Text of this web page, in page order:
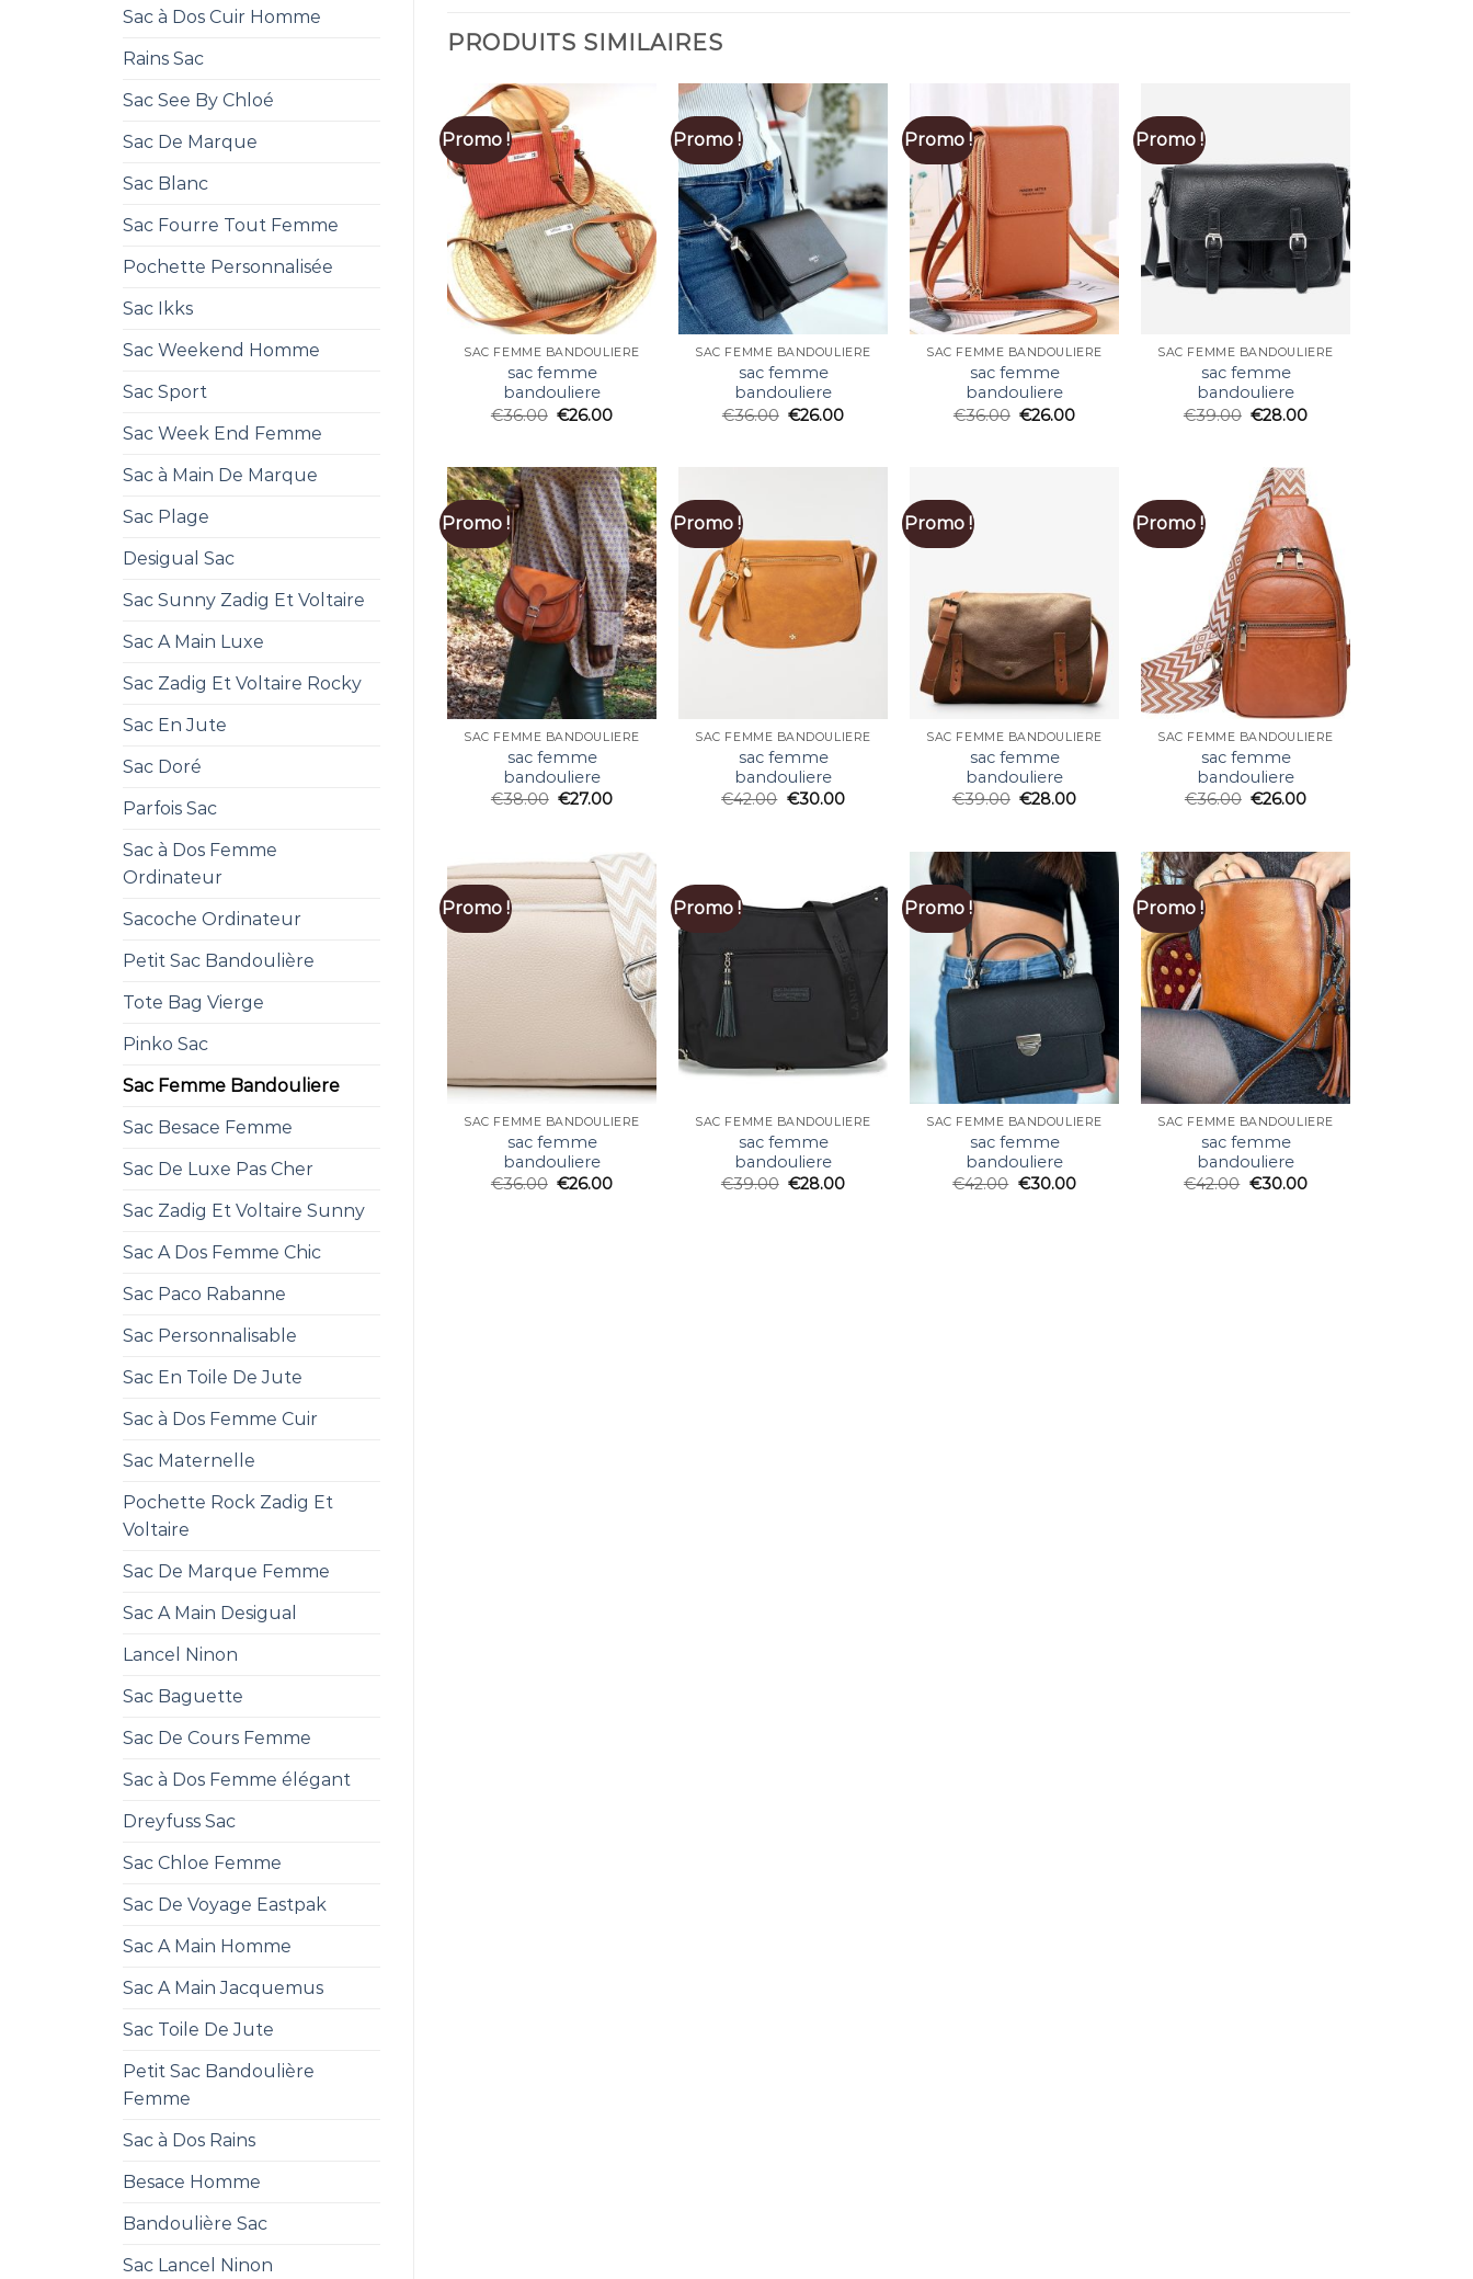
Sac à Dos Cuir Homme
Rains Sac
Sac See By Chloé
Sac De Marque
Sac Blanc
Sac Fourre Tout Femme
Pochette Personnalisée
Sac Ikks
Sac Weekend Homme
Sac Sport
Sac Week End Femme
Sac à Main De Marque
Sac Plage
Desigual Sac
Sac Sunny Zadig Et Voltaire
Sac A Main Luxe
Sac Zadig Et Voltaire Rocky
Sac En Jute
Sac Doré
Parfois Sac
Sac à Dos Femme
Ordinateur
Sacoche Ordinateur
Petit Sac Bandoulière
Tote Bag Vierge
Pinko Sac
Sac Femme Bandouliere
Sac Besace Femme
Sac De Luxe Pas Cher
Sac Zadig Et Voltaire Sunny
Sac A Dos Femme Chic
Sac Paco Rabanne
Sac Personnalisable
Sac En Toile De Jute
Sac à Dos Femme Cuir
Sac Maternelle
Pochette Rock Zadig Et
Voltaire
Sac De Marque Femme
Sac A Main Desigual
Lancel Ninon
Sac Baguette
Sac De Cours Femme
Sac à Dos Femme élégant
Dreyfuss Sac
Sac Chloe Femme
Sac De Voyage Eastpak
Sac A Main Homme
Sac A Main Jacquemus
Sac Toile De Jute
Petit Sac Bandoulière
Femme
Sac à Dos Rains
Besace Homme
Bandoulière Sac
Sac Lancel Ninon
PRODUITS SIMILAIRES
Promo !
SAC FEMME BANDOULIERE
sac femme
bandouliere
€36.00 €26.00
Promo !
SAC FEMME BANDOULIERE
sac femme
bandouliere
€36.00 €26.00
Promo !
SAC FEMME BANDOULIERE
sac femme
bandouliere
€36.00 €26.00
Promo !
SAC FEMME BANDOULIERE
sac femme
bandouliere
€39.00 €28.00
Promo !
SAC FEMME BANDOULIERE
sac femme
bandouliere
€38.00 €27.00
Promo !
SAC FEMME BANDOULIERE
sac femme
bandouliere
€42.00 €30.00
Promo !
SAC FEMME BANDOULIERE
sac femme
bandouliere
€39.00 €28.00
Promo !
SAC FEMME BANDOULIERE
sac femme
bandouliere
€36.00 €26.00
Promo !
SAC FEMME BANDOULIERE
sac femme
bandouliere
€36.00 €26.00
Promo !
SAC FEMME BANDOULIERE
sac femme
bandouliere
€39.00 €28.00
Promo !
SAC FEMME BANDOULIERE
sac femme
bandouliere
€42.00 €30.00
Promo !
SAC FEMME BANDOULIERE
sac femme
bandouliere
€42.00 €30.00